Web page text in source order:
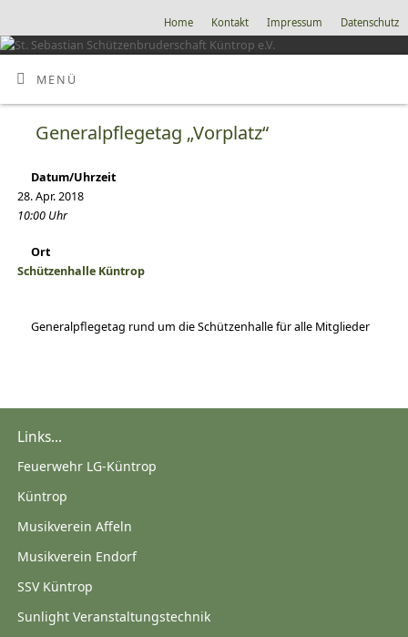
Home Kontakt Impressum Datenschutz
MENÜ
Generalpflegetag „Vorplatz“
Datum/Uhrzeit
28. Apr. 2018
10:00 Uhr
Ort
Schützenhalle Küntrop
Generalpflegetag rund um die Schützenhalle für alle Mitglieder
Links...
Feuerwehr LG-Küntrop
Küntrop
Musikverein Affeln
Musikverein Endorf
SSV Küntrop
Sunlight Veranstaltungstechnik